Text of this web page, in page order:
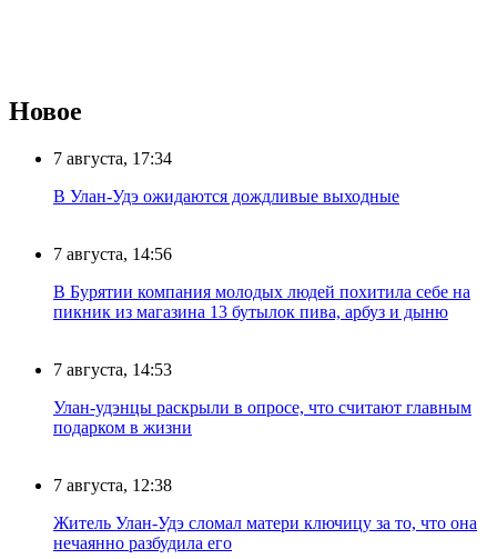
Новое
7 августа, 17:34
В Улан-Удэ ожидаются дождливые выходные
7 августа, 14:56
В Бурятии компания молодых людей похитила себе на
пикник из магазина 13 бутылок пива, арбуз и дыню
7 августа, 14:53
Улан-удэнцы раскрыли в опросе, что считают главным
подарком в жизни
7 августа, 12:38
Житель Улан-Удэ сломал матери ключицу за то, что она
нечаянно разбудила его